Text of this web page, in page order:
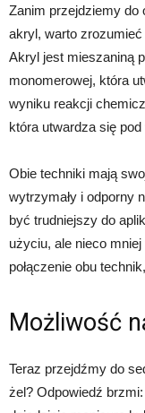
Zanim przejdziemy do
akryl, warto
Akryl jest mieszaniną
monomerowej, która
wyniku reakcji
która utwardza się
Obie techniki mają
wytrzymały i odporny
być trudniejszy do
użyciu, ale nieco
połączenie obu
Możliwość
Teraz przejdźmy do
żel? Odpowiedź